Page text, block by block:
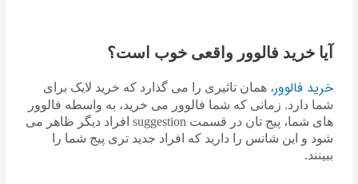
آیا خرید فالوور واقعی خوب است؟
خرید فالوور، همان تاثیری را می گذارد که خرید لایک برای
شما دارد. زمانی که شما فالوور می خرید، به واسطه فالوور
های شما، پیج تان در قسمت suggestion افراد دیگر ظاهر می
شود و این شانس را دارید که افراد جدید تری پیج شما را
ببینند.